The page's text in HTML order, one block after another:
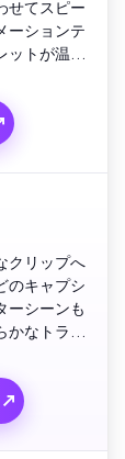
せてスピー
ーションテ
ットが温か
に祝福さ
クリップへ
のキャプシ
ーシーンも
なトラン